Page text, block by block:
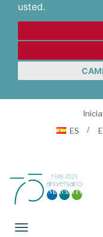
usted.
ES
Toggle navigation